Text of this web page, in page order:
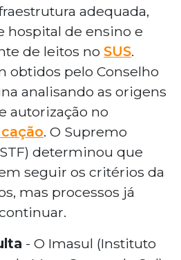
adequada,
hospital de ensino e
de leitos no SUS.
obtidos pelo Conselho
analisando as origens
autorização no
. O Supremo
determinou que
seguir os critérios da
mas processos já
- O Imasul (Instituto